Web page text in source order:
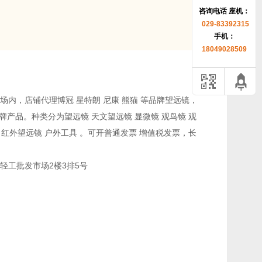
咨询电话 座机：
029-83392315
手机：
18049028509
内，店铺代理博冠 星特朗 尼康 熊猫 等品牌望远镜，
产品。种类分为望远镜 天文望远镜 显微镜 观鸟镜 观
外望远镜 户外工具 。可开普通发票 增值税发票，长
工批发市场2楼3排5号